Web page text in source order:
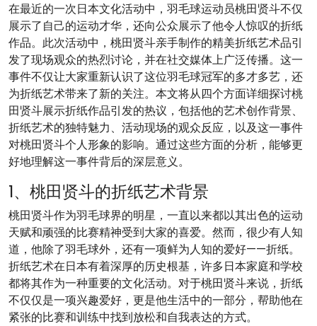
在最近的一次日本文化活动中，羽毛球运动员桃田贤斗不仅
展示了自己的运动才华，还向公众展示了他令人惊叹的折纸
作品。此次活动中，桃田贤斗亲手制作的精美折纸艺术品引
发了现场观众的热烈讨论，并在社交媒体上广泛传播。这一
事件不仅让大家重新认识了这位羽毛球冠军的多才多艺，还
为折纸艺术带来了新的关注。本文将从四个方面详细探讨桃
田贤斗展示折纸作品引发的热议，包括他的艺术创作背景、
折纸艺术的独特魅力、活动现场的观众反应，以及这一事件
对桃田贤斗个人形象的影响。通过这些方面的分析，能够更
好地理解这一事件背后的深层意义。
1、桃田贤斗的折纸艺术背景
桃田贤斗作为羽毛球界的明星，一直以来都以其出色的运动
天赋和顽强的比赛精神受到大家的喜爱。然而，很少有人知
道，他除了羽毛球外，还有一项鲜为人知的爱好——折纸。
折纸艺术在日本有着深厚的历史根基，许多日本家庭和学校
都将其作为一种重要的文化活动。对于桃田贤斗来说，折纸
不仅仅是一项兴趣爱好，更是他生活中的一部分，帮助他在
紧张的比赛和训练中找到放松和自我表达的方式。